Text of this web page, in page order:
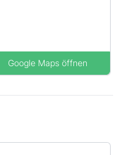
Google Maps öffnen